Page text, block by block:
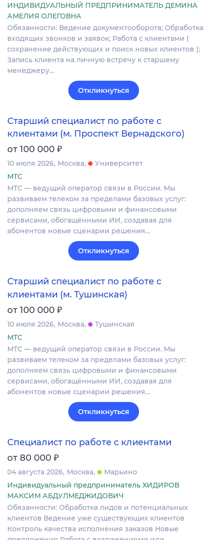
ИНДИВИДУАЛЬНЫЙ ПРЕДПРИНИМАТЕЛЬ ДЕМИНА
АМЕЛИЯ ОЛЕГОВНА
Обязанности: Ведение документооборота; Обработка
входящих звонков и заявок; Работа с клиентами (
сохранение действующих и поиск новых клиентов );
Запись клиента на личную встречу к старшему
менеджеру…
Откликнуться
Старший специалист по работе с
клиентами (м. Проспект Вернадского)
от 100 000 ₽
10 июля 2026 Москва
Университет
МТС
МТС — ведущий оператор связи в России. Мы
развиваем телеком за пределами базовых услуг:
дополняем связь цифровыми и финансовыми
сервисами, обогащёнными ИИ, создавая для
абонентов новые сценарии решения…
Откликнуться
Старший специалист по работе с
клиентами (м. Тушинская)
от 100 000 ₽
10 июля 2026 Москва
Тушинская
МТС
МТС — ведущий оператор связи в России. Мы
развиваем телеком за пределами базовых услуг:
дополняем связь цифровыми и финансовыми
сервисами, обогащёнными ИИ, создавая для
абонентов новые сценарии решения…
Откликнуться
Специалист по работе с клиентами
от 80 000 ₽
04 августа 2026 Москва
Марьино
Индивидуальный предприниматель ХИДИРОВ
МАКСИМ АБДУЛМЕДЖИДОВИЧ
Обязанности: Обработка лидов и потенциальных
клиентов Ведение уже существующих клиентов
Контроль качества исполнения заказов Новые